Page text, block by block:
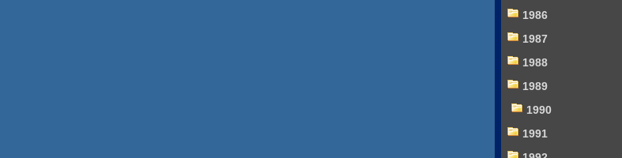
1986
1987
1988
1989
1990
1991